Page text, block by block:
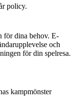
policy.
för dina behov. E-
och
för din spelresa.
kampmönster